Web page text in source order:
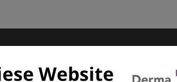
Website
für Exzellenz in der